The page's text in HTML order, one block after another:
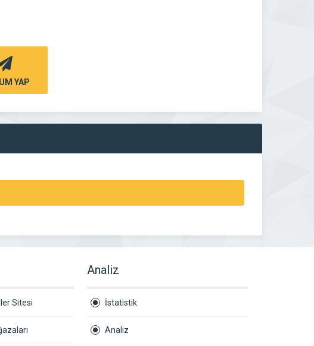
YAP
Sitesi
Analiz
İstatistik
Analiz